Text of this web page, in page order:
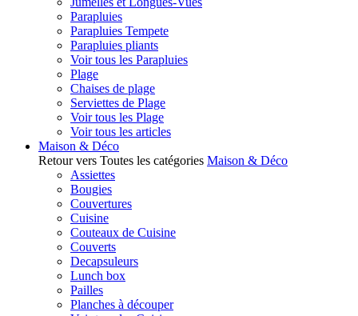
Parapluies
Parapluies Tempete
Parapluies pliants
Voir tous les Parapluies
Plage
Chaises de plage
Serviettes de Plage
Voir tous les Plage
Voir tous les articles
Maison & Déco
Retour vers Toutes les catégories Maison & Déco
Assiettes
Bougies
Couvertures
Cuisine
Couteaux de Cuisine
Couverts
Decapsuleurs
Lunch box
Pailles
Planches à découper